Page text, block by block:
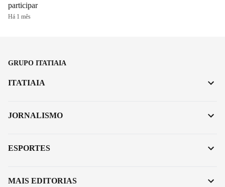
participar
Há 1 mês
GRUPO ITATIAIA
ITATIAIA
JORNALISMO
ESPORTES
MAIS EDITORIAS